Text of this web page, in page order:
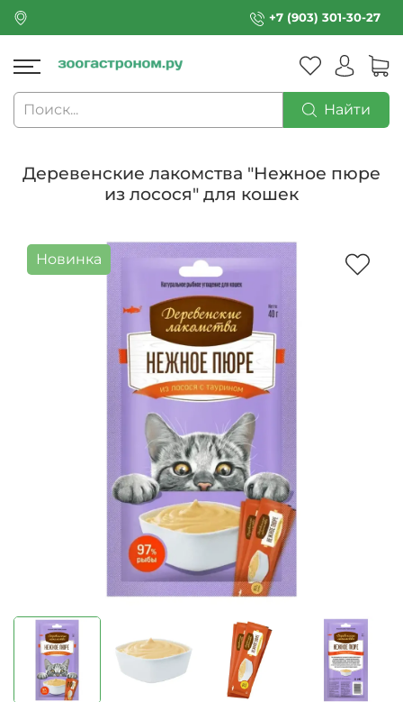
+7 (903) 301-30-27
Найти
Деревенские лакомства "Нежное пюре
из лосося" для кошек
Новинка